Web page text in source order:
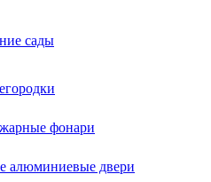
сады
фонари
алюминиевые двери